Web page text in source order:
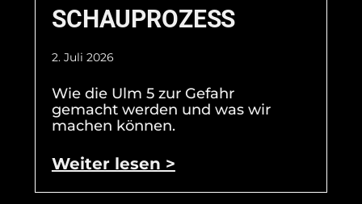
SCHAUPROZESS
2. Juli 2026
Wie die Ulm 5 zur Gefahr
gemacht werden und was wir
machen können.
Weiter lesen >